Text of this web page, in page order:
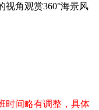
视角观赏360°海景风
时间略有调整，具体